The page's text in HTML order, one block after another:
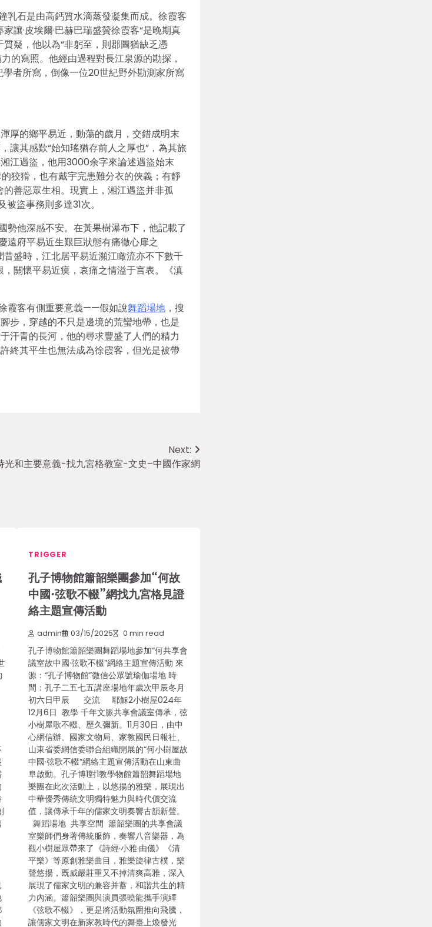
乳石是由高鈣質水滴蒸發凝集而成。徐霞客
讓·皮埃爾·巴赫巴瑞盛贊徐霞客“是晚期真
疑，他以為“非躬至，則郡圖猶缺乏憑
的寫照。他經由過程對長江泉源的勘探，
者所寫，倒像一位20世紀野外勘測家所寫
厚的鄉平易近，動蕩的歲月，交錯成明末
讓其感歎“始知瑤猶存前人之厚也”，為其旅
江遇盜，他用3000余字來論述遇盜始末
狡猾，也有戴宇完患難分衣的俠義；有靜
善惡眾生相。現實上，湘江遇盜并非孤
盜事務則多達31次。
勢他深感不安。在黃果樹瀑布下，他記載了
遠府平易近生艱巨狀態有痛徹心扉之
盛時，江北居平易近瀕江瞰流亦不下數千
關懷平易近瘼，哀痛之情溢于言表。《滇
霞客有側重要意義——假如說舞蹈場地 ，搜
步，穿越的不只是邊境的荒蠻地帶，也是
汗青的長河，他的尋求豐盛了人們的精力
終其平生也無法成為徐霞客，但光是被帶
Next:
光和主要意義-找九宮格教室-文史–中國作家網
TRIGGER
孔子博物館簫韶樂團參加“何故
中國·弦歌不輟”網找九宮格見證
絡主題宣傳活動
admin 03/15/2025 0 min read
孔子博物館簫韶樂團舞蹈場地參加“何共享會
議室故中國·弦歌不輟”網絡主題宣傳活動 來
源：“孔子博物館”微信公眾號瑜伽場地 時
間：孔子二五七五講座場地年歲次甲辰冬月
初六日甲辰 交流 耶穌2小樹屋024年
12月6日 教學 千年文脈共享會議室傳承，弦
小樹屋歌不輟、歷久彌新。11月30日，由中
心網信辦、國家文物局、家教國民日報社、
山東省委網信委聯合組織開展的“何小樹屋故
中國·弦歌不輟”網絡主題宣傳活動在山東曲
阜啟動。孔子博1對1教學物館簫韶舞蹈場地
樂團在此次活動上，以悠揚的雅樂，展現出
中華優秀傳統文明獨特魅力與時代價交流
值，讓傳承千年的儒家文明奏響古韻新聲。
舞蹈場地 共享空間 簫韶樂團的共享會議
室樂師們身著傳統服飾，奏響八音樂器，為
觀小樹屋眾帶來了《詩經·小雅·由儀》《清
平樂》等原創雅樂曲目，雅樂旋律古樸，樂
聲悠揚，既威嚴莊重又不掉清爽高雅，深入
展現了儒家文明的兼容并蓄，和諧共生的精
力內涵。簫韶樂團與演員張曉龍攜手演繹
《弦歌不輟》，更是將活動氛圍推向飛騰，
讓儒家文明在新家教時代的舞臺上煥發光